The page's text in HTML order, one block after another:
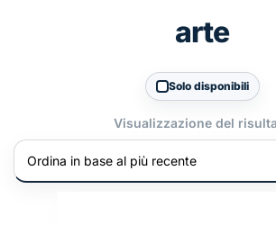
arte
Solo disponibili
Visualizzazione del